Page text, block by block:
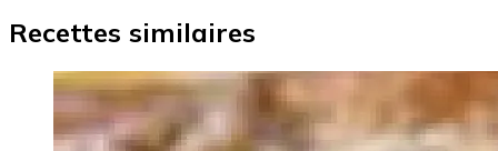
Recettes similaires
Image